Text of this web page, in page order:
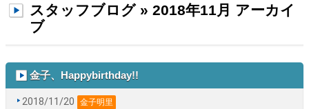
スタッフブログ » 2018年11月 アーカイ
ブ
金子、Happybirthday!!
2018/11/20 金子明里